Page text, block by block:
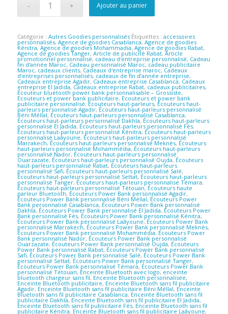
Ajouter au panier
Catégorie : Autres Goodies personnalisés Étiquettes : accessoires
personnalisés, Agence de goodies Casablanca, Agence de goodies
Kénitra, Agence de goodies Mohammadia, Agence de goodies Rabat,
Agence de goodies Tanger, Article de publicité Rabat, Article
promotionnel personnalisé, cadeau d'entreprise personnalisé, Cadeau
fin d'année Maroc, Cadeau personnalisé Maroc, cadeau publicitaire
Maroc, cadeaux clients, Cadeaux d'entreprise maroc, Cadeaux
d’entreprises personnalisés, cadeaux de fin d’année entreprise,
Cadeaux entreprise Agadir, Cadeaux entreprise Casablanca, Cadeaux
entreprise El Jadida, Cadeaux entreprise Rabat, cadeaux publicitaires,
Écouteur bluetooth power bank personnalisable – Grossiste,
Ecouteurs et power bank publicitaire, Ecouteurs et power bank
publicitaire personnalisé, Écouteurs haut-parleurs, Écouteurs haut-
parleurs personnalisé Agadir, Écouteurs haut-parleurs personnalisé
Béni Méllal, Écouteurs haut-parleurs personnalisé Casablanca,
Écouteurs haut-parleurs personnalisé Dakhla, Écouteurs haut-parleurs
personnalisé El Jadida, Écouteurs haut-parleurs personnalisé Fès,
Écouteurs haut-parleurs personnalisé Kénitra, Écouteurs haut-parleurs
personnalisé Laâyoune, Écouteurs haut-parleurs personnalisé
Marrakech, Écouteurs haut-parleurs personnalisé Meknès, Écouteurs
haut-parleurs personnalisé Mohammédia, Écouteurs haut-parleurs
personnalisé Nador, Écouteurs haut-parleurs personnalisé
Ouarzazate, Écouteurs haut-parleurs personnalisé Oujda, Écouteurs
haut-parleurs personnalisé Rabat, Écouteurs haut-parleurs
personnalisé Safi, Écouteurs haut-parleurs personnalisé Salé,
Écouteurs haut-parleurs personnalisé Settat, Écouteurs haut-parleurs
personnalisé Tanger, Écouteurs haut-parleurs personnalisé Témara,
Écouteurs haut-parleurs personnalisé Tétouan, Écouteurs haute
parleur Bluetooth, Écouteurs Power Bank personnalisé Agadir,
Écouteurs Power Bank personnalisé Béni Méllal, Écouteurs Power
Bank personnalisé Casablanca, Écouteurs Power Bank personnalisé
Dakhla, Écouteurs Power Bank personnalisé El Jadida, Écouteurs Power
Bank personnalisé Fès, Écouteurs Power Bank personnalisé Kénitra,
Écouteurs Power Bank personnalisé Laâyoune, Écouteurs Power Bank
personnalisé Marrakech, Écouteurs Power Bank personnalisé Meknès,
Écouteurs Power Bank personnalisé Mohammédia, Écouteurs Power
Bank personnalisé Nador, Écouteurs Power Bank personnalisé
Ouarzazate, Écouteurs Power Bank personnalisé Oujda, Écouteurs
Power Bank personnalisé Rabat, Écouteurs Power Bank personnalisé
Safi, Écouteurs Power Bank personnalisé Salé, Écouteurs Power Bank
personnalisé Settat, Écouteurs Power Bank personnalisé Tanger,
Écouteurs Power Bank personnalisé Témara, Écouteurs Power Bank
personnalisé Tétouan, Enceinte Bluetooth avec logo, enceinte
bluetooth chargeur sans fil, Enceinte Bluetooth personnalisée,
Enceinte Bluetooth publicitaire, Enceinte Bluetooth sans fil publicitaire
Agadir, Enceinte Bluetooth sans fil publicitaire Béni Méllal, Enceinte
Bluetooth sans fil publicitaire Casablanca, Enceinte Bluetooth sans fil
publicitaire Dakhla, Enceinte Bluetooth sans fil publicitaire El Jadida,
Enceinte Bluetooth sans fil publicitaire Fès, Enceinte Bluetooth sans fil
publicitaire Kénitra, Enceinte Bluetooth sans fil publicitaire Laâyoune,